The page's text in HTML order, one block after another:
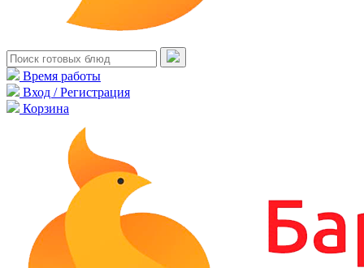
Время работы
Вход / Регистрация
Корзина